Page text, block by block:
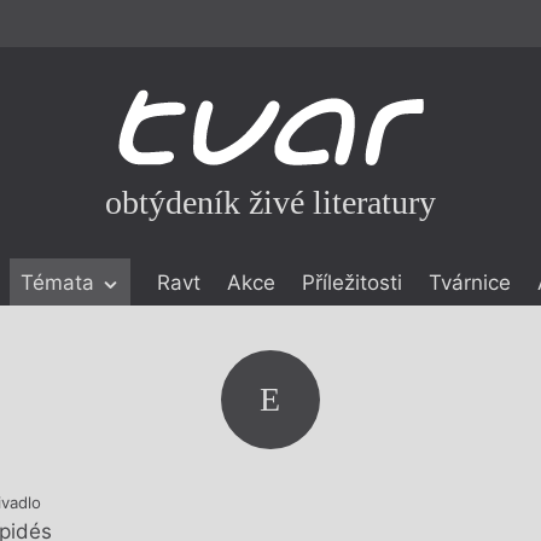
obtýdeník živé literatury
Témata Ravt Akce Příležitosti Tvárnice
E